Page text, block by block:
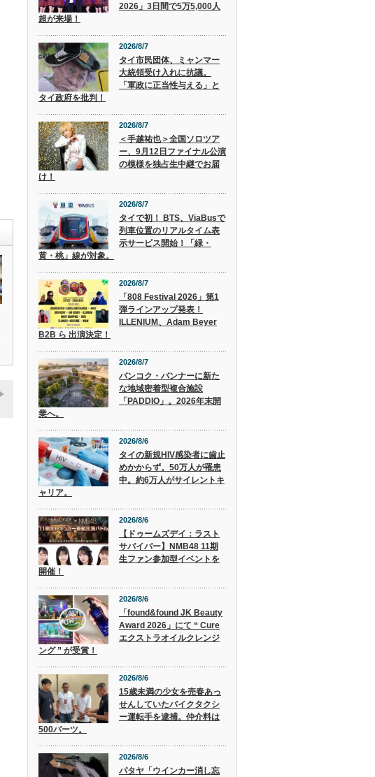
2026」3日間で5万5,000人
超が来場！
2026/8/7
タイ市民団体、ミャンマー
大統領受け入れに抗議。
「軍政に正当性与える」と
タイ政府を批判！
2026/8/7
＜手越祐也＞全国ソロツア
ー、9月12日ファイナル公演
の模様を独占生中継でお届
け！
2026/8/7
タイで初！ BTS、ViaBusで
列車位置のリアルタイム表
示サービス開始！「緑・
黄・桃」線が対象。
2026/8/7
「808 Festival 2026」第1
弾ラインアップ発表！
ILLENIUM、Adam Beyer
B2B ら 出演決定！
2026/8/7
バンコク・バンナーに新た
な地域密着型複合施設
「PADDIO」。2026年末開
業へ。
2026/8/6
タイの新規HIV感染者に歯止
めかからず。50万人が罹患
中。約6万人がサイレントキ
ャリア。
2026/8/6
【ドゥームズデイ：ラスト
サバイバー】NMB48 11期
生ファン参加型イベントを
開催！
2026/8/6
「found&found JK Beauty
Award 2026」にて “ Cure
エクストラオイルクレンジ
ング ” が受賞！
2026/8/6
15歳未満の少女を売春あっ
せんしていたバイクタクシ
ー運転手を逮捕。仲介料は
500バーツ。
2026/8/6
パタヤ「ウインカー消し忘